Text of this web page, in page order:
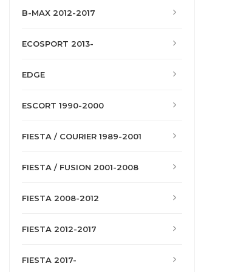
B-MAX 2012-2017
ECOSPORT 2013-
EDGE
ESCORT 1990-2000
FIESTA / COURIER 1989-2001
FIESTA / FUSION 2001-2008
FIESTA 2008-2012
FIESTA 2012-2017
FIESTA 2017-